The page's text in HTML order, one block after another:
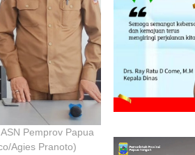
Pemprov Papua
Agies Pranoto)